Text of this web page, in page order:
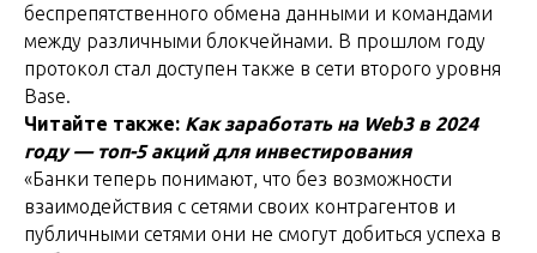
беспрепятственного обмена данными и командами
между различными блокчейнами. В прошлом году
протокол стал доступен также в сети второго уровня
Base.
Читайте также: Как заработать на Web3 в 2024
году — топ-5 акций для инвестирования
«Банки теперь понимают, что без возможности
взаимодействия с сетями своих контрагентов и
публичными сетями они не смогут добиться успеха в